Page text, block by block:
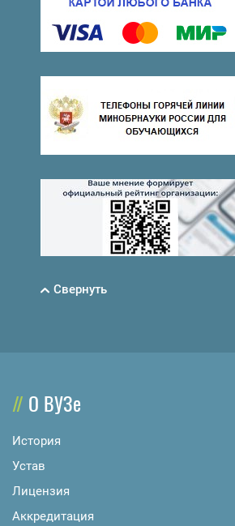
Свернуть
О ВУЗе
История
Устав
Лицензия
Аккредитация